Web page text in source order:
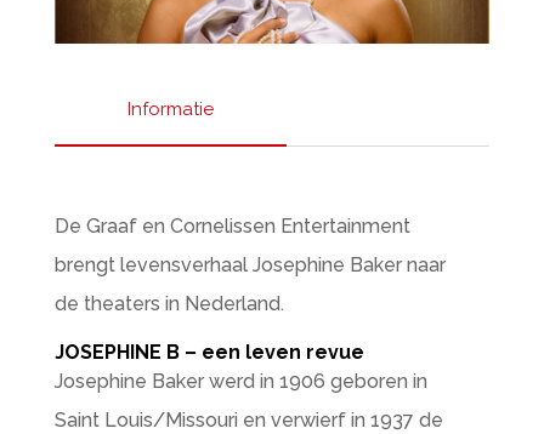
Informatie
De Graaf en Cornelissen Entertainment
brengt levensverhaal Josephine Baker naar
de theaters in Nederland.
JOSEPHINE B – een leven revue
Josephine Baker werd in 1906 geboren in
Saint Louis/Missouri en verwierf in 1937 de